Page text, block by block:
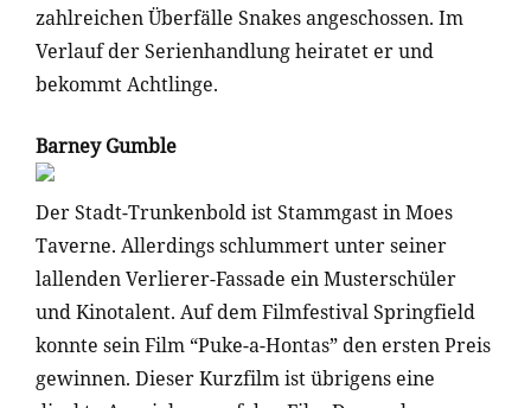
zahlreichen Überfälle Snakes angeschossen. Im
Verlauf der Serienhandlung heiratet er und
bekommt Achtlinge.
Barney Gumble
Der Stadt-Trunkenbold ist Stammgast in Moes
Taverne. Allerdings schlummert unter seiner
lallenden Verlierer-Fassade ein Musterschüler
und Kinotalent. Auf dem Filmfestival Springfield
konnte sein Film “Puke-a-Hontas” den ersten Preis
gewinnen. Dieser Kurzfilm ist übrigens eine